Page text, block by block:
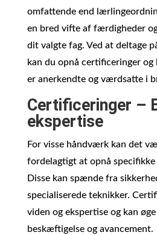
omfattende end
en bred vifte af færdigheder
dit valgte fag. Ved at deltage
kan du opnå certificeringer
er anerkendte og værdsatte i
Certificeringer –
ekspertise
For visse håndværk kan det
fordelagtigt at opnå
Disse kan spænde fra
specialiserede teknikker.
viden og ekspertise og kan
beskæftigelse og avancement.